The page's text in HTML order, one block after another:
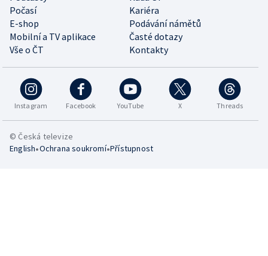
Počasí
Kariéra
E-shop
Podávání námětů
Mobilní a TV aplikace
Časté dotazy
Vše o ČT
Kontakty
Instagram Facebook YouTube X Threads
© Česká televize
English•Ochrana soukromí•Přístupnost